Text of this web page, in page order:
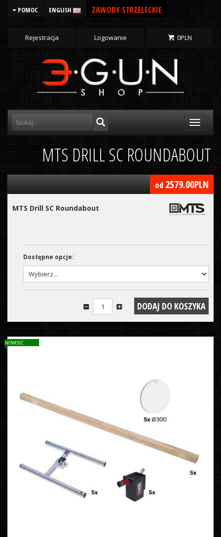
POMOC ENGLISH ZAWODY STRZELECKIE
Rejestracja Logowanie 0PLN
Toggle
MTS DRILL SC ROUNDABOUT
od 2579.00PLN
MTS Drill SC Roundabout
Dostępne opcje:
NOWOŚĆ